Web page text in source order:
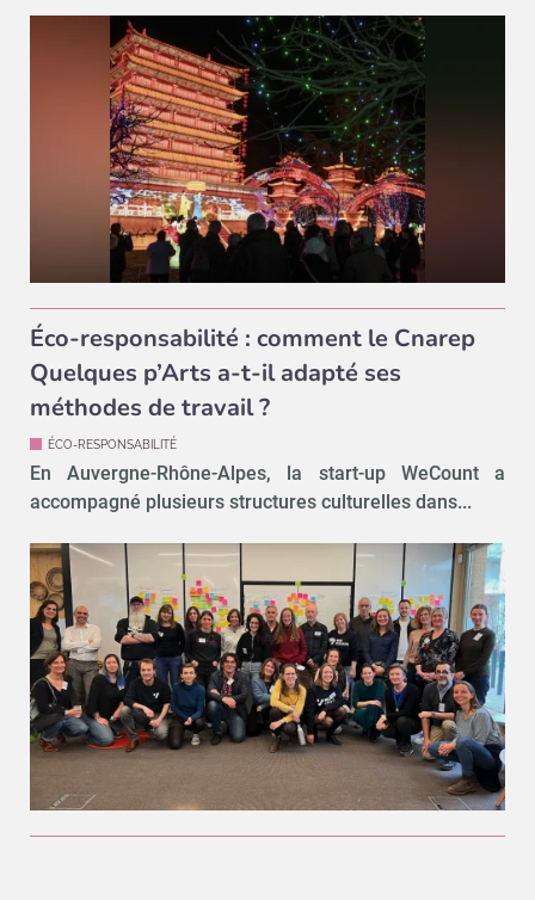
Éco-responsabilité : comment le Cnarep
Quelques p’Arts a-t-il adapté ses
méthodes de travail ?
ÉCO-RESPONSABILITÉ
En Auvergne-Rhône-Alpes, la start-up WeCount a
accompagné plusieurs structures culturelles dans...